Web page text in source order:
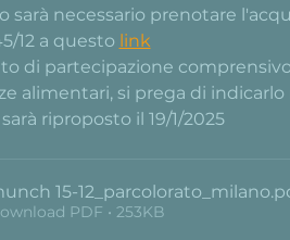
sarà necessario prenotare
12 a questo link
di partecipazione
alimentari, si prega di
riproposto il 19/1/2025
15-12_parcolorato_milano
PDF • 253KB